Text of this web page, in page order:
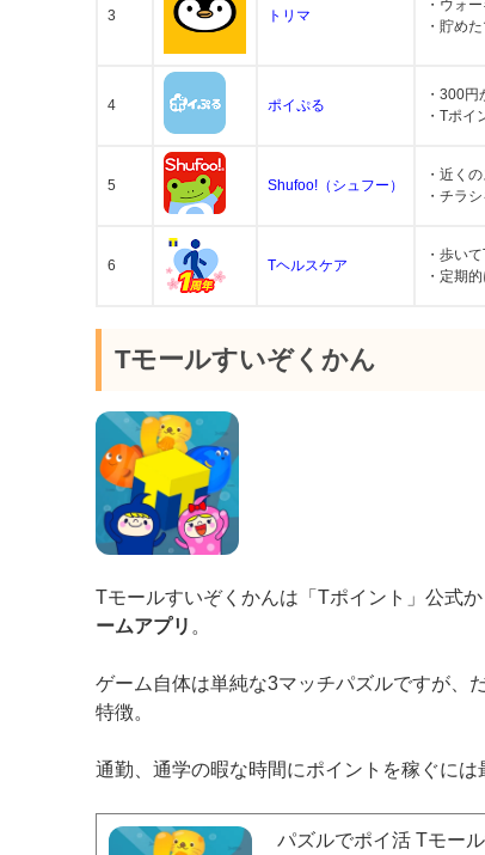
3 トリマ
・ウォ
・貯め
4 ポイぷる
・300
・Tポイ
5 Shufoo!（シュフー）
・近く
・チラ
6 Tヘルスケア
・歩い
・定期
Tモールすいぞくかん
Tモールすいぞくかんは「Tポイント」公式
ームアプリ 。
ゲーム自体は単純な3マッチパズルですが、
特徴。
通勤、通学の暇な時間にポイントを稼ぐには
パズルでポイ活 Tモー